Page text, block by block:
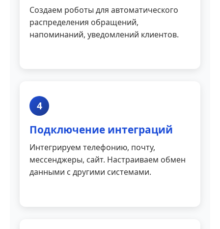
Создаем роботы для автоматического
распределения обращений,
напоминаний, уведомлений клиентов.
4
Подключение интеграций
Интегрируем телефонию, почту,
мессенджеры, сайт. Настраиваем обмен
данными с другими системами.